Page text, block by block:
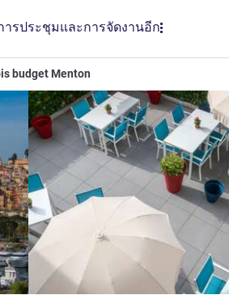
ารประชุมและการจัดงานอีก
budget Menton